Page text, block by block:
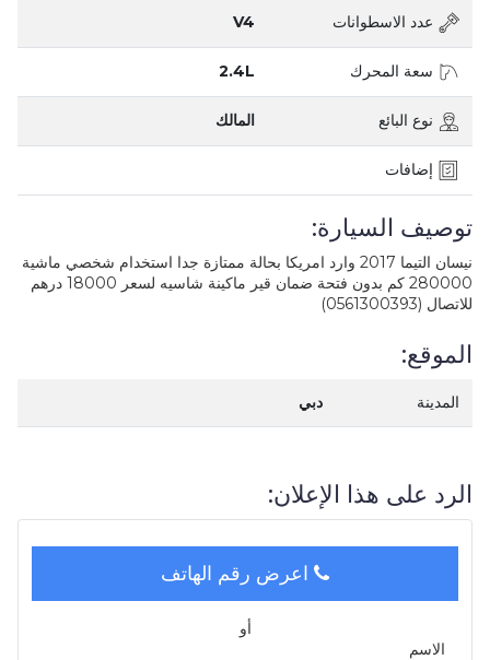
عدد الاسطوانات V4
سعة المحرك 2.4L
نوع البائع المالك
إضافات
توصيف السيارة:
نيسان التيما 2017 وارد امريكا بحالة ممتازة جدا استخدام شخصي ماشية
280000 كم بدون فتحة ضمان قير ماكينة شاسيه لسعر 18000 درهم
للاتصال (0561300393)
الموقع:
المدينة دبي
الرد على هذا الإعلان:
اعرض رقم الهاتف
أو
الاسم